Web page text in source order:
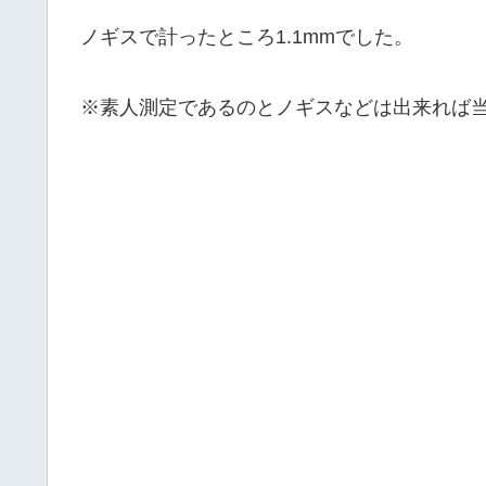
ノギスで計ったところ1.1mmでした。
※素人測定であるのとノギスなどは出来れば